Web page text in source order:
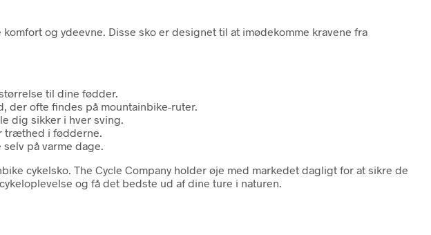
og ydeevne. Disse sko er designet til at imødekomme kravene fra
til dine fødder.
der ofte findes på mountainbike-ruter.
dig sikker i hver sving.
træthed i fødderne.
på varme dage.
cykelsko. The Cycle Company holder øje med markedet dagligt for at sikre de
og få det bedste ud af dine ture i naturen.